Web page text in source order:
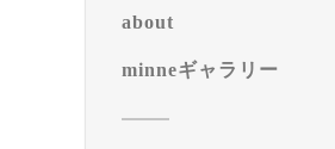
about
minneギャラリー